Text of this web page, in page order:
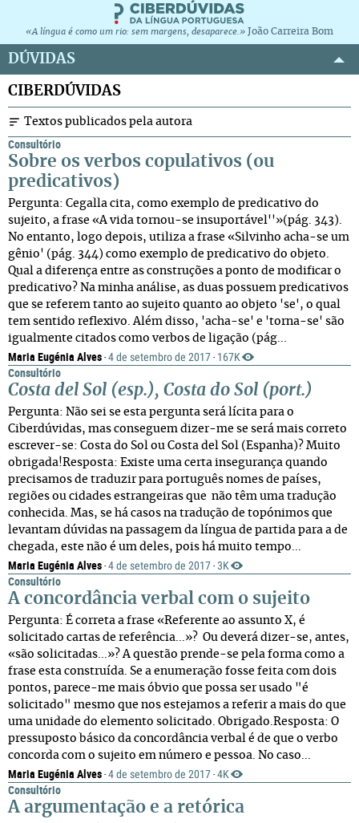
«A língua é como um rio: sem margens, desaparece.» João Carreira Bom
DÚVIDAS
CIBERDÚVIDAS
Textos publicados pela autora
Consultório
Sobre os verbos copulativos (ou
predicativos)
Pergunta: Cegalla cita, como exemplo de predicativo do
sujeito, a frase «A vida tornou-se insuportável''»(pág. 343).
No entanto, logo depois, utiliza a frase «Silvinho acha-se um
gênio' (pág. 344) como exemplo de predicativo do objeto.
Qual a diferença entre as construções a ponto de modificar o
predicativo? Na minha análise, as duas possuem predicativos
que se referem tanto ao sujeito quanto ao objeto 'se', o qual
tem sentido reflexivo. Além disso, 'acha-se' e 'torna-se' são
igualmente citados como verbos de ligação (pág...
Maria Eugénia Alves · 4 de setembro de 2017 · 167K
Consultório
Costa del Sol (esp.), Costa do Sol (port.)
Pergunta: Não sei se esta pergunta será lícita para o
Ciberdúvidas, mas conseguem dizer-me se será mais correto
escrever-se: Costa do Sol ou Costa del Sol (Espanha)? Muito
obrigada!Resposta: Existe uma certa insegurança quando
precisamos de traduzir para português nomes de países,
regiões ou cidades estrangeiras que não têm uma tradução
conhecida. Mas, se há casos na tradução de topónimos que
levantam dúvidas na passagem da língua de partida para a de
chegada, este não é um deles, pois há muito tempo...
Maria Eugénia Alves · 4 de setembro de 2017 · 3K
Consultório
A concordância verbal com o sujeito
Pergunta: É correta a frase «Referente ao assunto X, é
solicitado cartas de referência...»? Ou deverá dizer-se, antes,
«são solicitadas...»? A questão prende-se pela forma como a
frase esta construída. Se a enumeração fosse feita com dois
pontos, parece-me mais óbvio que possa ser usado "é
solicitado" mesmo que nos estejamos a referir a mais do que
uma unidade do elemento solicitado. Obrigado.Resposta: O
pressuposto básico da concordância verbal é de que o verbo
concorda com o sujeito em número e pessoa. No caso...
Maria Eugénia Alves · 4 de setembro de 2017 · 4K
Consultório
A argumentação e a retórica